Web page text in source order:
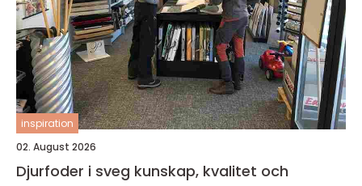
inspiration
02. August 2026
Djurfoder i sveg kunskap, kvalitet och